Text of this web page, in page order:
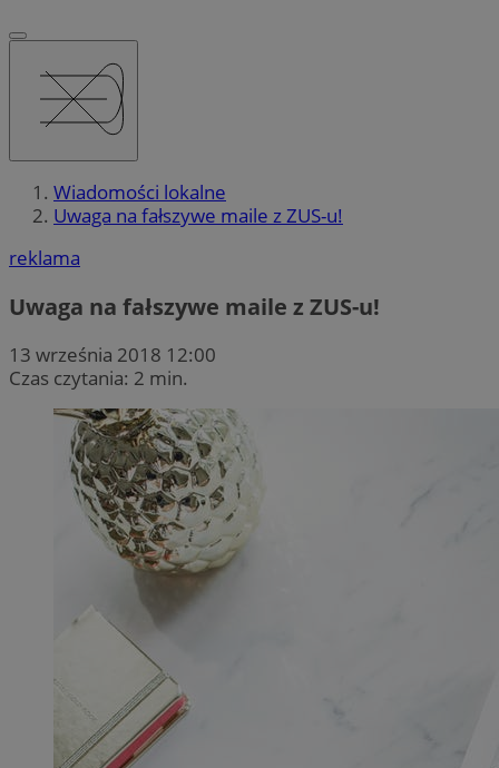
Wiadomości lokalne
Uwaga na fałszywe maile z ZUS-u!
reklama
Uwaga na fałszywe maile z ZUS-u!
13 września 2018 12:00
Czas czytania: 2 min.